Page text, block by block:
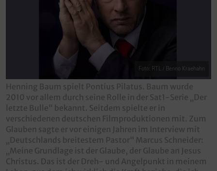
Foto: RTL / Benno Kraehahn
Henning Baum spielt Pontius Pilatus. Baum wurde
2010 vor allem durch seine Rolle in der Sat1-Serie „Der
letzte Bulle“ bekannt. Seitdem spielte er in
verschiedenen deutschen Filmproduktionen mit. Zum
Glauben sagte er vor einigen Jahren im Interview mit
„Deutschlands breitestem Pastor“ Marcus Schneider:
„Meine Grundlage ist der Glaube, der Glaube an Jesus
Christus. Das ist der Dreh- und Angelpunkt in meinem